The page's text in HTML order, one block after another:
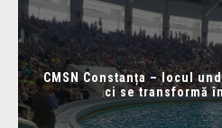
CMSN Constanța – locul
ci se transformă